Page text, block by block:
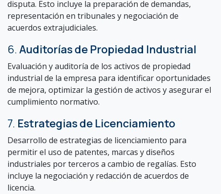
disputa. Esto incluye la preparación de demandas,
representación en tribunales y negociación de
acuerdos extrajudiciales.
6. Auditorías de Propiedad Industrial
Evaluación y auditoría de los activos de propiedad
industrial de la empresa para identificar oportunidades
de mejora, optimizar la gestión de activos y asegurar el
cumplimiento normativo.
7. Estrategias de Licenciamiento
Desarrollo de estrategias de licenciamiento para
permitir el uso de patentes, marcas y diseños
industriales por terceros a cambio de regalías. Esto
incluye la negociación y redacción de acuerdos de
licencia.